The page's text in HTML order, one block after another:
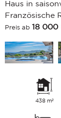
Haus in
Französische
Preis ab 18 000
438 m²